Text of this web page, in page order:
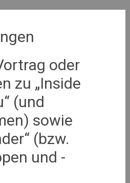
oder
zu „Inside
(und
sowie
(bzw.
und -